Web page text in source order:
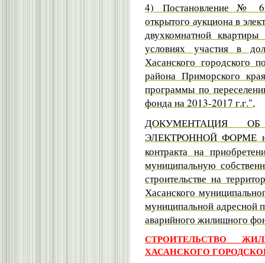
4) Постановление №
открытого аукциона в
двухкомнатной
условиях участия в
Хасанского городского
района Приморского
программы по
фонда на 2013-2017 г.г.",
ДОКУМЕНТАЦИЯ
ЭЛЕКТРОННОЙ ФОРМЕ
контракта на
муниципальную
строительстве на
Хасанского
муниципальной адресной
аварийного жилищного
СТРОИТЕЛЬСТВО
ХАСАНСКОГО